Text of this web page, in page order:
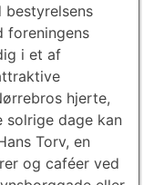
foreningens
i et af
hjerte,
solrige dage kan
Torv, en
og caféer ved